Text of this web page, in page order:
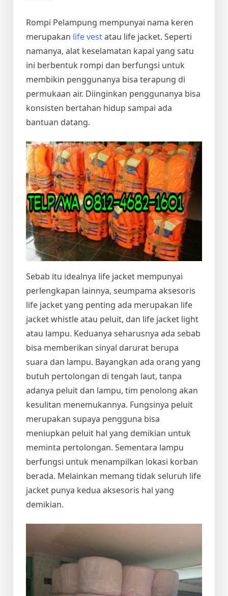
Rompi Pelampung mempunyai nama keren
merupakan life vestatau life jacket. Seperti
namanya, alat keselamatan kapal yang satu
ini berbentuk rompi dan berfungsi untuk
membikin penggunanya bisa terapung di
permukaan air. Diinginkan penggunanya bisa
konsisten bertahan hidup sampai ada
bantuan datang.
Sebab itu idealnya life jacket mempunyai
perlengkapan lainnya, seumpama aksesoris
life jacket yang penting ada merupakan life
jacket whistle atau peluit, dan life jacket light
atau lampu. Keduanya seharusnya ada sebab
bisa memberikan sinyal darurat berupa
suara dan lampu. Bayangkan ada orang yang
butuh pertolongan di tengah laut, tanpa
adanya peluit dan lampu, tim penolong akan
kesulitan menemukannya. Fungsinya peluit
merupakan supaya pengguna bisa
meniupkan peluit hal yang demikian untuk
meminta pertolongan. Sementara lampu
berfungsi untuk menampilkan lokasi korban
berada. Melainkan memang tidak seluruh life
jacket punya kedua aksesoris hal yang
demikian.